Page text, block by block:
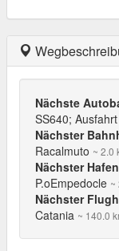
Nächste
SS640;
Nächster
Racalmuto ~ 2.0
Nächster
P.oEmpedocle ~
Nächster
Catania ~ 140.0